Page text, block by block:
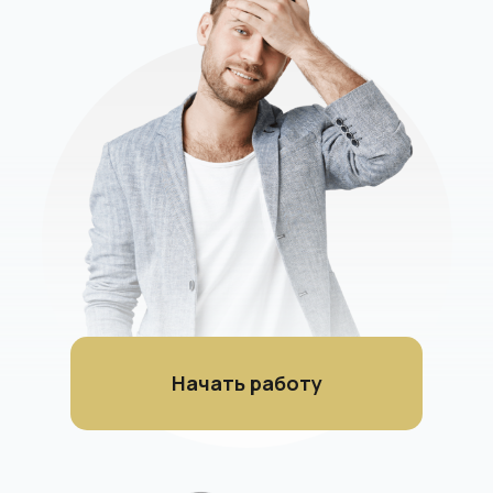
Начать работу